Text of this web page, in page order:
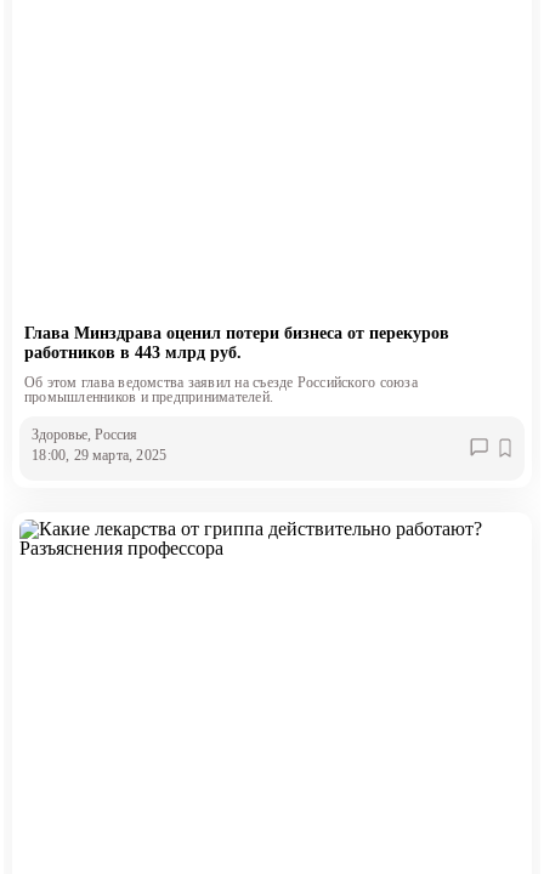
Глава Минздрава оценил потери бизнеса от перекуров
работников в 443 млрд руб.
Об этом глава ведомства заявил на съезде Российского союза
промышленников и предпринимателей.
Здоровье, Россия
18:00, 29 марта, 2025